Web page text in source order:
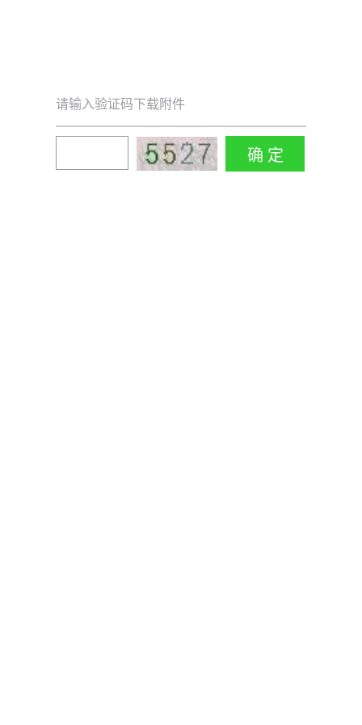
请输入验证码下载附件